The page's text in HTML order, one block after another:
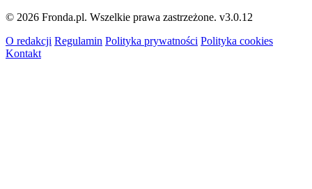
© 2026 Fronda.pl. Wszelkie prawa zastrzeżone. v3.0.12
O redakcji Regulamin Polityka prywatności Polityka cookies
Kontakt